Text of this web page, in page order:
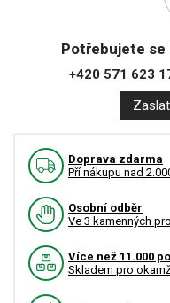
Potřebujete
+420 571 623
Doprava zdarma
Pří nákupu nad
Osobní odběr
Ve 3 kamenných
Více než 11.000
Skladem pro